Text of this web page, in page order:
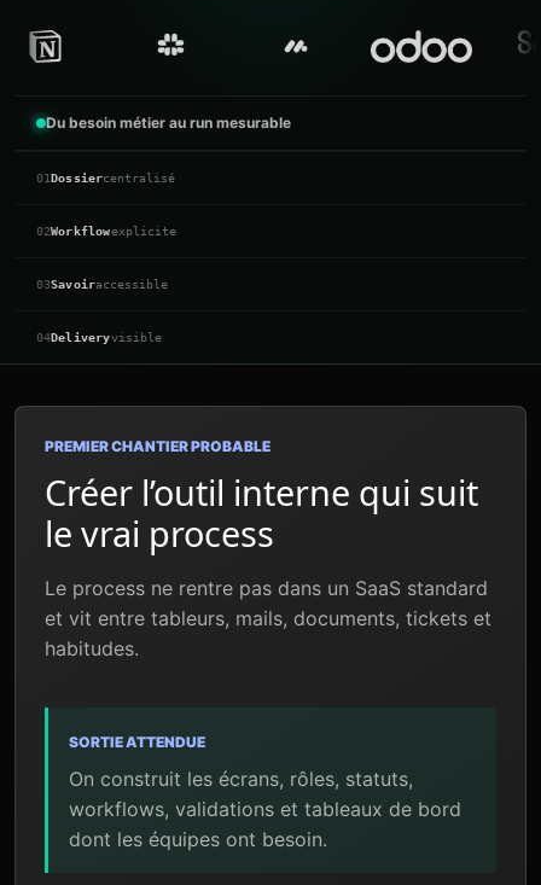
Du besoin métier au run mesurable
01Dossiercentralisé
02Workflowexplicite
03Savoiraccessible
04Deliveryvisible
PREMIER CHANTIER PROBABLE
Créer l’outil interne qui suit
le vrai process
Le process ne rentre pas dans un SaaS standard
et vit entre tableurs, mails, documents, tickets et
habitudes.
SORTIE ATTENDUE
On construit les écrans, rôles, statuts,
workflows, validations et tableaux de bord
dont les équipes ont besoin.